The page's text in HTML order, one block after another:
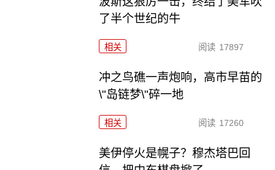
了半个世纪的牛
相关 阅读 17897
冲之鸟礁一声炮响，高市早苗的
\"岛链梦\"碎一地
相关 阅读 17260
美伊停火是幌子？穆杰塔巴回